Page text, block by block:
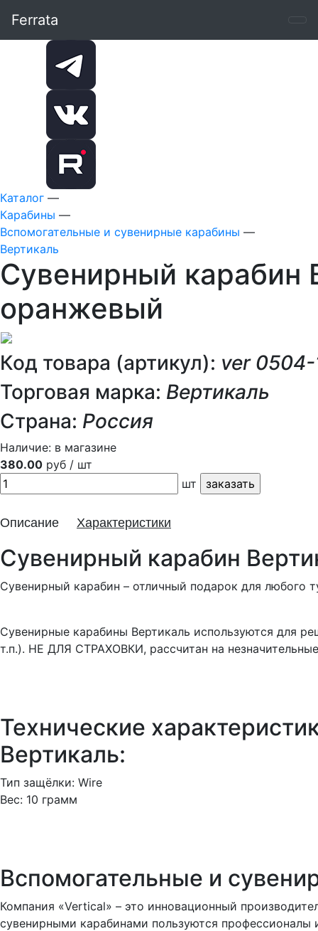
Ferrata
Каталог —
Карабины —
Вспомогательные и сувенирные карабины —
Вертикаль
Сувенирный карабин
оранжевый
Код товара (артикул): ver 0504-
Торговая марка: Вертикаль
Страна: Россия
Наличие: в магазине
380.00 руб / шт
шт
Описание Характеристики
Сувенирный карабин
Сувенирный карабин – отличный подарок для любого
Сувенирные карабины Вертикаль используются для
т.п.). НЕ ДЛЯ СТРАХОВКИ, рассчитан на
Технические
Вертикаль:
Тип защёлки: Wire
Вес: 10 грамм
Вспомогательные и
Компания «Vertical» – это инновационный
сувенирными карабинами пользуются профессионалы